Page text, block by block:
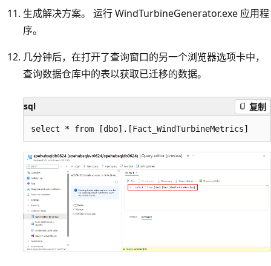
生成解决方案。 运行 WindTurbineGenerator.exe 应用程
序。
几分钟后，在打开了查询窗口的另一个浏览器选项卡中，
查询数据仓库中的表以获取已迁移的数据。
sql 复制